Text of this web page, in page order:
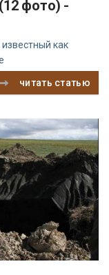
фото) -
как
читать статью